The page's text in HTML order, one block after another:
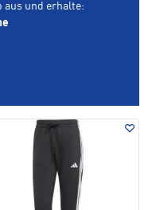
aus und erhalte: